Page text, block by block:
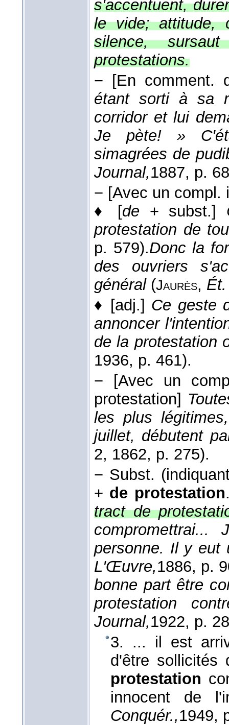
s'accentuent,
le vide; attitude,
silence,
protestations.
− [En comment.
étant sorti à sa
corridor et lui
Je pète! »
simagrées de
Journal,1887, p.
− [Avec un compl.
♦ [de + subst.]
protestation de
p. 579).Donc la
des ouvriers
général(Jaurès,
♦ [adj.] Ce geste
annoncer
de la protestation
1936, p. 461).
− [Avec un
protestation]
les plus
juillet, débutent
2, 1862, p. 275).
− Subst.
+ de protestation
tract de
personne. Il y eut
L'Œuvre,1886, p.
bonne part être
protestation
Journal,1922, p.
3. ... il est
d'être
protestation
innocent de
Conquér.,1949,